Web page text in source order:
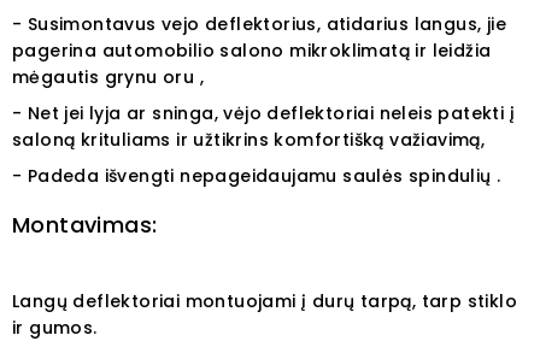
- Susimontavus vejo deflektorius, atidarius langus, jie
pagerina automobilio salono mikroklimatą ir leidžia
mėgautis grynu oru ,
- Net jei lyja ar sninga, vėjo deflektoriai neleis patekti į
saloną krituliams ir užtikrins komfortišką važiavimą,
- Padeda išvengti nepageidaujamu saulės spindulių .
Montavimas:
Langų deflektoriai montuojami į durų tarpą, tarp stiklo
ir gumos.